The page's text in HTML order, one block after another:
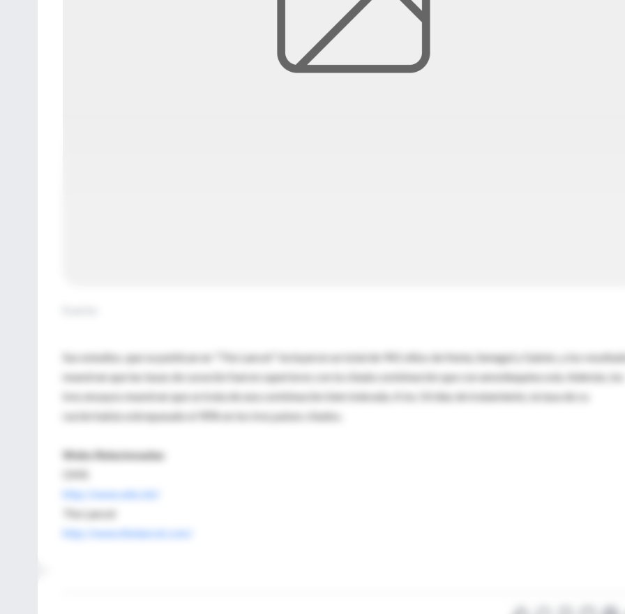
Sus estudios, que se publican en "The Lancet" incluyeron un total de 941 niños de Kenia, Senegal y Gabón, y los
muestran que las tasas de curación fueron superiores con la citada combinación que con amodiaquina sola. Además, los
tres ensayos muestran que se trata de una combinación bien tolerada. A los 14 días de tratamiento, la tasa de cu
ración había sobrepasado el 90% en los tres países citados.
Webs Relacionadas
OMS
http://www.who.int/
The Lancet
http://www.thelancet.com/